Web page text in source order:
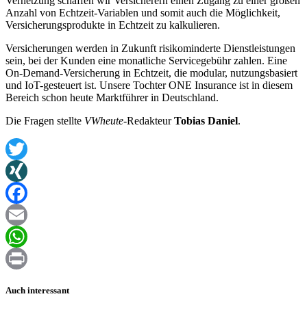
Anzahl von Echtzeit-Variablen und somit auch die Möglichkeit,
Versicherungsprodukte in Echtzeit zu kalkulieren.
Versicherungen werden in Zukunft risikominderte Dienstleistungen
sein, bei der Kunden eine monatliche Servicegebühr zahlen. Eine
On-Demand-Versicherung in Echtzeit, die modular, nutzungsbasiert
und IoT-gesteuert ist. Unsere Tochter ONE Insurance ist in diesem
Bereich schon heute Marktführer in Deutschland.
Die Fragen stellte VWheute-RedakteurTobias Daniel.
Twitter
XING
Facebook
Email
WhatsApp
Auch interessant